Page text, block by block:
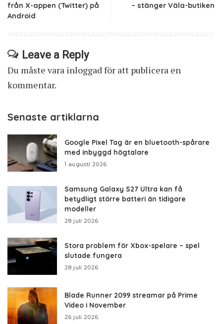
från X-appen (Twitter) på
Android
– stänger Väla-butiken
Leave a Reply
Du måste vara inloggadför att publicera en
kommentar.
Senaste artiklarna
Google Pixel Tag är en bluetooth-spårare
med inbyggd högtalare
1 augusti 2026
Samsung Galaxy S27 Ultra kan få
betydligt större batteri än tidigare
modeller
28 juli 2026
Stora problem för Xbox-spelare – spel
slutade fungera
28 juli 2026
Blade Runner 2099 streamar på Prime
Video i November
26 juli 2026